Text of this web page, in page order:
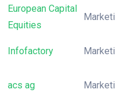
European Capital
Equities
Infofactory
acs ag